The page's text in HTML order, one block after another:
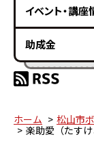
イベント・講座
助成金
ホーム 松山市
楽助愛（たす